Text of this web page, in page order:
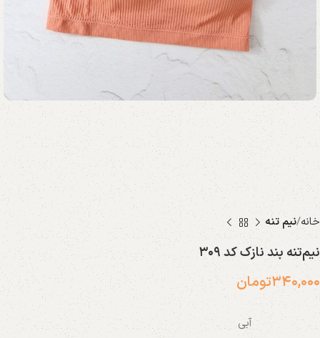
خانه نیم تنه
نیم‌تنه بند نازک کد ۳۰۹
۳۴۰,۰۰۰تومان
آبی